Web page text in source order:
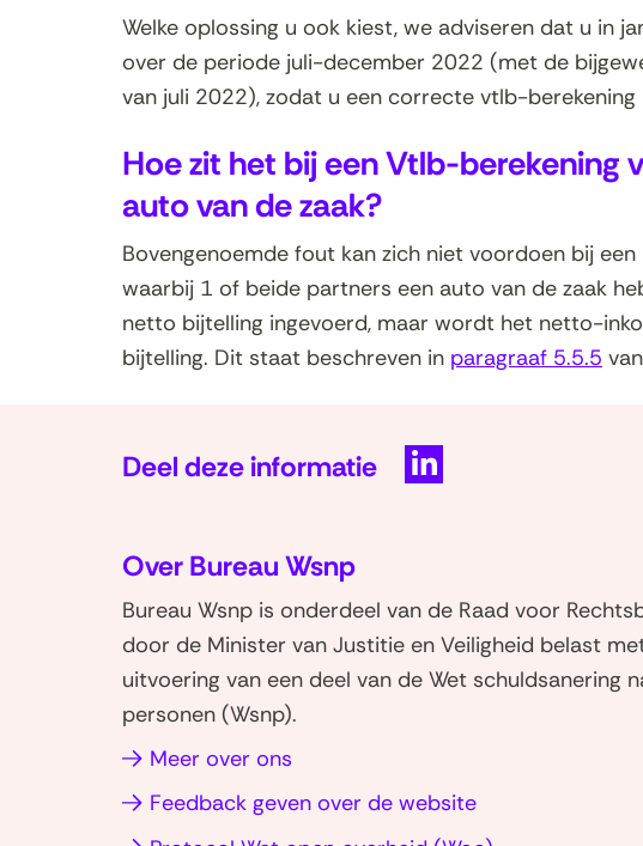
Welke oplossing u ook kiest, we adviseren dat u in
over de periode juli-december 2022 (met de
van juli 2022), zodat u een correcte vtlb-
Hoe zit het bij een Vtlb-berekening
auto van de zaak?
Bovengenoemde fout kan zich niet voordoen bij
waarbij 1 of beide partners een auto van de zaak
netto bijtelling ingevoerd, maar wordt het netto-
bijtelling. Dit staat beschreven in paragraaf 5.5.5
Deel deze informatie
n
o
p
Over Bureau Wsnp
Bureau Wsnp is onderdeel van de Raad voor
door de Minister van Justitie en Veiligheid belast
uitvoering van een deel van de Wet schuldsanering
personen (Wsnp).
Meer over ons
Feedback geven over de website